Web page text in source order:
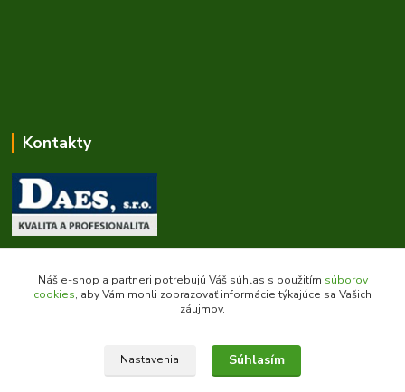
Kontakty
Zákaznícka podpora daes.sk
+421 903 707 668
(Po-Pia, 8-16 hod.)
Náš e-shop a partneri potrebujú Váš súhlas s použitím súborov
cookies, aby Vám mohli zobrazovať informácie týkajúce sa Vašich
záujmov.
Nastavenia Súhlasím